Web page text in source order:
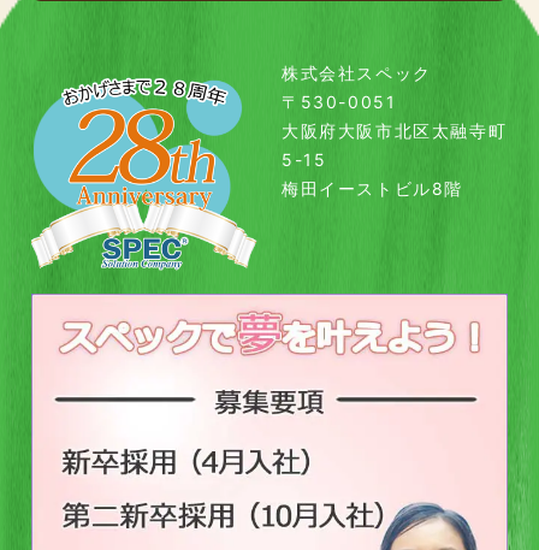
株式会社スペック
〒530-0051
大阪府大阪市北区太融寺町
5-15
梅田イーストビル8階